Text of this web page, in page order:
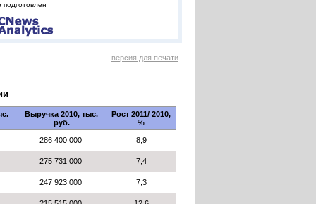
подготовлен
версия для печати
Выручка 2010, тыс.
руб.
Рост 2011/ 2010,
%
286 400 000 8,9
275 731 000 7,4
247 923 000 7,3